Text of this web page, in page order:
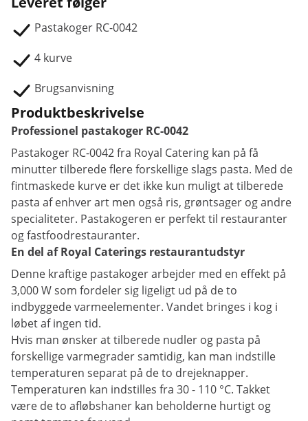
Pastakoger RC-0042
4 kurve
Brugsanvisning
Produktbeskrivelse
Professionel pastakoger RC-0042
Pastakoger RC-0042 fra Royal Catering kan på få
minutter tilberede flere forskellige slags pasta. Med de
fintmaskede kurve er det ikke kun muligt at tilberede
pasta af enhver art men også ris, grøntsager og andre
specialiteter. Pastakogeren er perfekt til restauranter
og fastfoodrestauranter.
En del af Royal Caterings restaurantudstyr
Denne kraftige pastakoger arbejder med en effekt på
3,000 W som fordeler sig ligeligt ud på de to
indbyggede varmeelementer. Vandet bringes i kog i
løbet af ingen tid.
Hvis man ønsker at tilberede nudler og pasta på
forskellige varmegrader samtidig, kan man indstille
temperaturen separat på de to drejeknapper.
Temperaturen kan indstilles fra 30 - 110 °C. Takket
være de to afløbshaner kan beholderne hurtigt og